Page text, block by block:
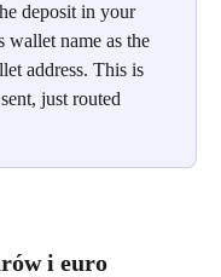
deposit in your
name as the
address. This is
just routed
i euro